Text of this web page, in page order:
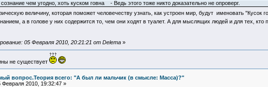
чем угодно, хоть куском говна - Ведь этого тоже никто доказательно не опроверг.
величину, которая поможет человечеству узнать, как устроен мир, будут именовать "Кусок
а в голове у них содержится то, чем они ходят в туалет. А для мыслящих людей и для тех, кто
05 Февраля 2010, 20:21:21 от Delema»
не существует
вопрос.Теория всего: "А был ли мальчик (в смысле: Масса)?"
Февраля 2010, 19:32:47 »